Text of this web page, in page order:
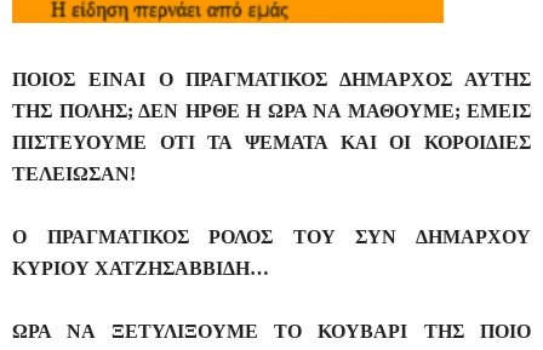
ΠΟΙΟΣ ΕΙΝΑΙ Ο ΠΡΑΓΜΑΤΙΚΟΣ ΔΗΜΑΡΧΟΣ ΑΥΤΗΣ
ΤΗΣ ΠΟΛΗΣ; ΔΕΝ ΗΡΘΕ Η ΩΡΑ ΝΑ ΜΑΘΟΥΜΕ; ΕΜΕΙΣ
ΠΙΣΤΕΥΟΥΜΕ ΟΤΙ ΤΑ ΨΕΜΑΤΑ ΚΑΙ ΟΙ ΚΟΡΟΙΔΙΕΣ
ΤΕΛΕΙΩΣΑΝ!
Ο ΠΡΑΓΜΑΤΙΚΟΣ ΡΟΛΟΣ ΤΟΥ ΣΥΝ ΔΗΜΑΡΧΟΥ
ΚΥΡΙΟΥ ΧΑΤΖΗΣΑΒΒΙΔΗ…
ΩΡΑ ΝΑ ΞΕΤΥΛΙΞΟΥΜΕ ΤΟ ΚΟΥΒΑΡΙ ΤΗΣ ΠΟΙΟ